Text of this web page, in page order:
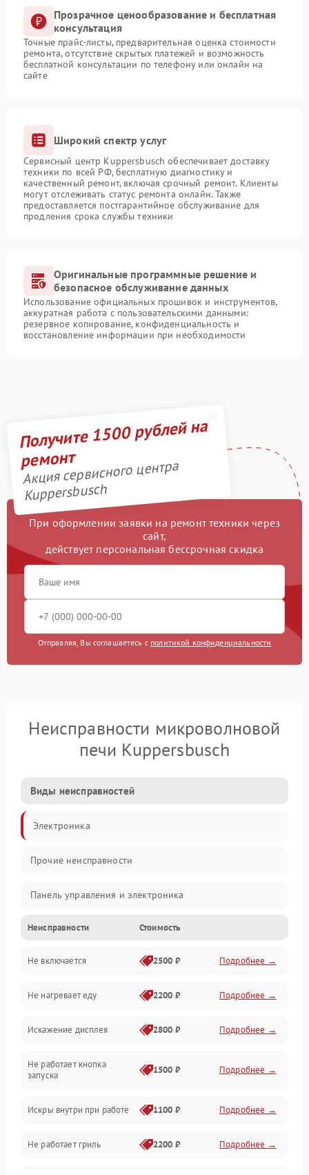
Прозрачное ценообразование и бесплатная
консультация
Точные прайс-листы, предварительная оценка стоимости
ремонта, отсутствие скрытых платежей и возможность
бесплатной консультации по телефону или онлайн на
сайте
Широкий спектр услуг
Сервисный центр Kuppersbusch обеспечивает доставку
техники по всей РФ, бесплатную диагностику и
качественный ремонт, включая срочный ремонт. Клиенты
могут отслеживать статус ремонта онлайн. Также
предоставляется постгарантийное обслуживание для
продления срока службы техники
Оригинальные программные решение и
безопасное обслуживание данных
Использование официальных прошивок и инструментов,
аккуратная работа с пользовательскими данными:
резервное копирование, конфиденциальность и
восстановление информации при необходимости
Получите 1500 рублей на
ремонт
Акция сервисного центра
Kuppersbusch
При оформлении заявки на ремонт техники через
сайт,
действует персональная бессрочная скидка
Отправляя, Вы соглашаетесь с политикой конфиденциальности
Неисправности микроволновой
печи Kuppersbusch
Виды неисправностей
Электроника
Прочие неисправности
Панель управления и электроника
Дверца и корпус
Механика и внутренние элементы
Механические повреждения
Питание и запуск
Нагрев и приготовление
Программное обеспечение
Неисправности Стоимость
Не включается 2500 ₽ Подробнее →
Не нагревает еду 2200 ₽ Подробнее →
Искажение дисплея 2800 ₽ Подробнее →
Не работает кнопка
запуска
1500 ₽ Подробнее →
Искры внутри при работе 1100 ₽ Подробнее →
Не работает гриль 2200 ₽ Подробнее →